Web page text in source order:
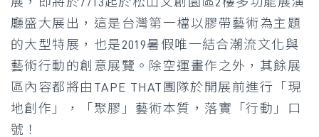
廳盛大展出，這是台灣第一檔以膠帶藝術為主題
的大型特展，也是2019暑假唯一結合潮流文化與
藝術行動的創意展覽。除空運畫作之外，其餘展
區內容都將由TAPE THAT團隊於開展前進行「現
地創作」，「聚膠」藝術本質，落實「行動」口
號！